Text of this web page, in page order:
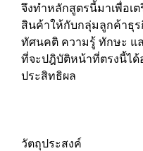
จึงทำหลักสูตรนี้มาเพื่อเ
สินค้าให้กับกลุ่มลูกค้าธุ
ทัศนคติ ความรู้ ทักษะ แ
ที่จะปฎิบัติหน้าที่ตรงนี้ไ
ประสิทธิผล
วัตถุประสงค์